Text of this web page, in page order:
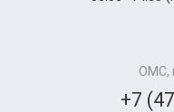
ОМС,
+7